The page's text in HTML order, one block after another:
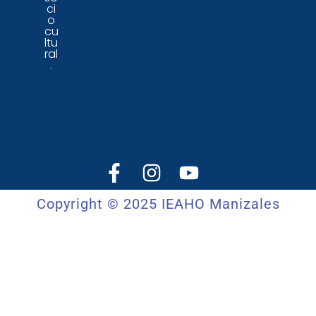
ci
o
cu
ltu
ral
.
Copyright © 2025 IEAHO Manizales